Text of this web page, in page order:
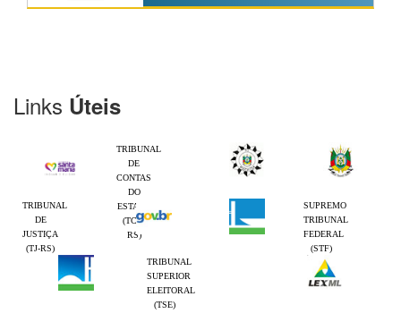
Links Úteis
TRIBUNAL
DE
CONTAS
DO
ESTADO
(TCE-
RS)
TRIBUNAL
DE
JUSTIÇA
(TJ-RS)
SUPREMO
TRIBUNAL
FEDERAL
(STF)
TRIBUNAL
SUPERIOR
ELEITORAL
(TSE)